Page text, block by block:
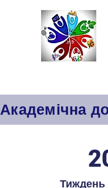
Академічна
Тиждень